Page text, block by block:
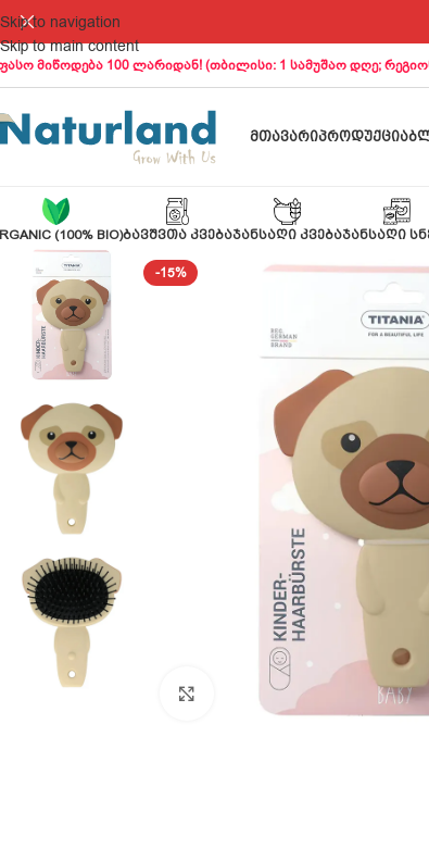
Skip to navigation
Skip to main content
მიწოდება 100 ლარიდან! (თბილისი: 1 სამუშაო დღე;
ᲛᲗᲐᲕᲐᲠᲘᲞᲠᲝᲓᲣᲥᲪᲘᲐ
(100% BIO)ᲑᲐᲕᲨᲕᲗᲐ ᲙᲕᲔᲑᲐᲯᲐᲜᲡᲐᲦᲘ ᲙᲕᲔᲑᲐᲯᲐᲜᲡᲐᲦᲘ
-15%
გადიდება